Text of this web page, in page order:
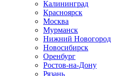
Калининград
Красноярск
Москва
Мурманск
Нижний Новогород
Новосибирск
Оренбург
Ростов-на-Дону
Рязань